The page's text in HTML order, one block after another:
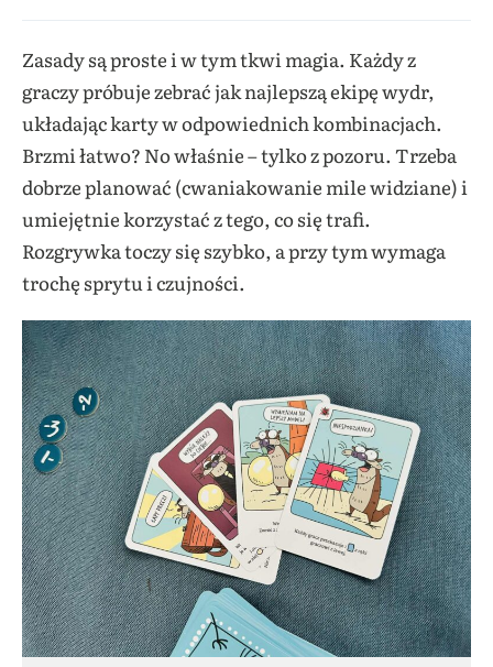
Zasady są proste i w tym tkwi magia. Każdy z
graczy próbuje zebrać jak najlepszą ekipę wydr,
układając karty w odpowiednich kombinacjach.
Brzmi łatwo? No właśnie – tylko z pozoru. Trzeba
dobrze planować (cwaniakowanie mile widziane) i
umiejętnie korzystać z tego, co się trafi.
Rozgrywka toczy się szybko, a przy tym wymaga
trochę sprytu i czujności.